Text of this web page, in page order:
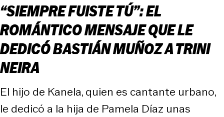
“SIEMPRE FUISTE TÚ”: EL
ROMÁNTICO MENSAJE QUE LE
DEDICÓ BASTIÁN MUÑOZ A TRINI
NEIRA
El hijo de Kanela, quien es cantante urbano,
le dedicó a la hija de Pamela Díaz unas